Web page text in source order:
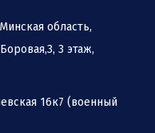
область,
3 этаж,
16к7 (военный